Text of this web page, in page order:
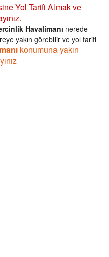
Yol Tarifi Almak ve
Havalimanı nerede
yakın görebilir ve yol tarifi
konumuna yakın